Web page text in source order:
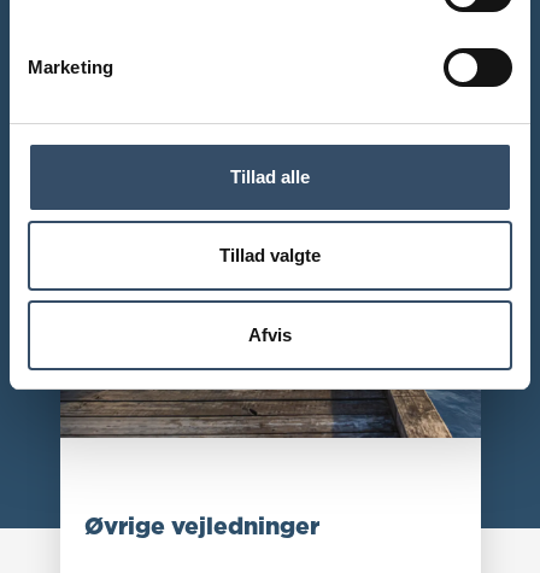
Marketing
Tillad alle
Tillad valgte
Afvis
Øvrige vejledninger